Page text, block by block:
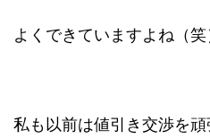
よくできていますよね（笑
私も以前は値引き交渉を